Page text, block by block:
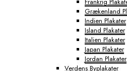
Grækenland
Indien Plakater
Island Plakater
Italien Plakater
Japan Plakater
Jordan Plakater
Verdens Byplakater